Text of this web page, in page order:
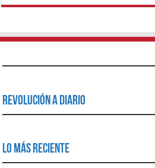
Revolución a Diario
Lo Más Reciente